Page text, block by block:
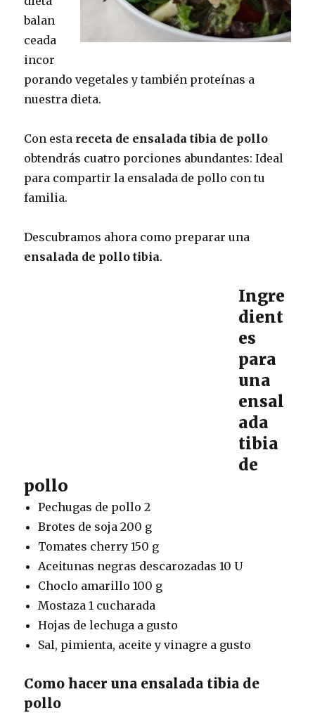
balan
ceada
incor
porando vegetales y también proteínas a
nuestra dieta.
Con esta receta de ensalada tibia de pollo
obtendrás cuatro porciones abundantes: Ideal
para compartir la ensalada de pollo con tu
familia.
Descubramos ahora como preparar una
ensalada de pollo tibia.
Ingre
dient
es
para
una
ensal
ada
tibia
de
pollo
Pechugas de pollo 2
Brotes de soja 200 g
Tomates cherry 150 g
Aceitunas negras descarozadas 10 U
Choclo amarillo 100 g
Mostaza 1 cucharada
Hojas de lechuga a gusto
Sal, pimienta, aceite y vinagre a gusto
Como hacer una ensalada tibia de
pollo